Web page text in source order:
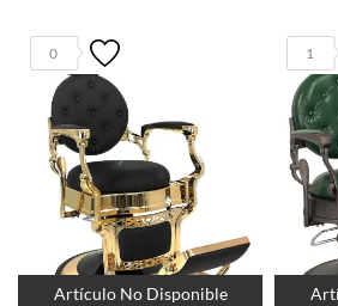
Artículo No Disponible
0 1